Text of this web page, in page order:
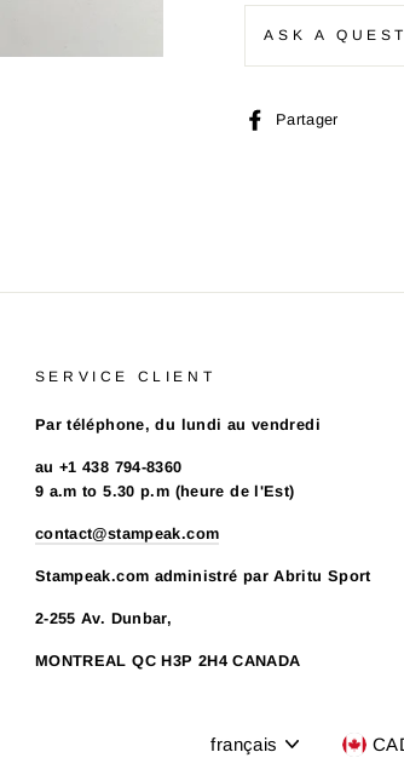
ASK A
Partager
SERVICE CLIENT
Par téléphone, du lundi au vendredi
au +1 438 794-8360
9 a.m to 5.30 p.m (heure de l'Est)
contact@stampeak.com
Stampeak.com administré par Abritu Sport
2-255 Av. Dunbar,
MONTREAL QC H3P 2H4 CANADA
Langue
français